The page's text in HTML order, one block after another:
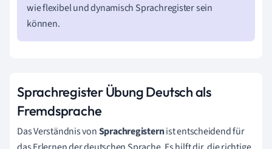
wie flexibel und dynamisch Sprachregister sein
können.
Sprachregister Übung Deutsch als
Fremdsprache
Das Verständnis vonSprachregisternist entscheidend für